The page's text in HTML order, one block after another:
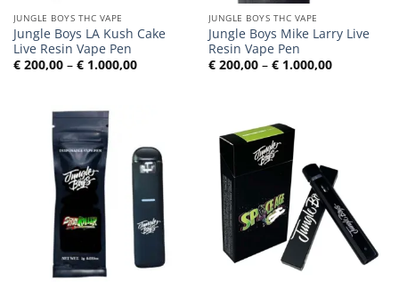
JUNGLE BOYS THC VAPE
Jungle Boys LA Kush Cake
Live Resin Vape Pen
€200,00 – €1.000,00Preisspanne:
JUNGLE BOYS THC VAPE
Jungle Boys Mike Larry Live
Resin Vape Pen
€200,00 – €1.000,00